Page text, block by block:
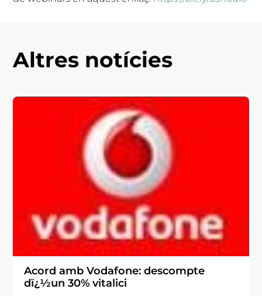
Altres notícies
Acord amb Vodafone: descompte
dï¿½un 30% vitalici